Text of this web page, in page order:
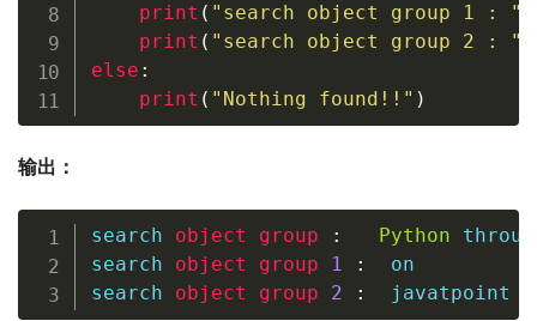
print ( "search object group 1 : "
print ( "search object group 2 : "
else :
print ( "Nothing found!!" )
输出：
search object group : Python
search object group 1 :
  on
search object group 2 :
  javatpoint